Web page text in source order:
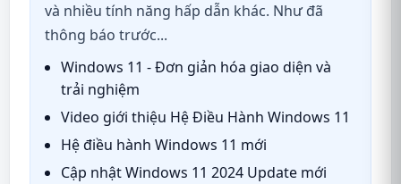
và nhiều tính năng hấp dẫn khác. Như đã
thông báo trước...
Windows 11 - Đơn giản hóa giao diện và
trải nghiệm
Video giới thiệu Hệ Điều Hành Windows 11
Hệ điều hành Windows 11 mới
Cập nhật Windows 11 2024 Update mới